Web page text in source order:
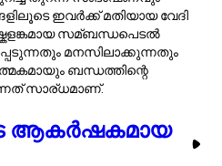
അവരുടെ സ്വാഭാവിക
ബന്ധത്തിനും
ആവശ്യം കൊണ്ട്
സാമൂഹിക ഇടപെടലും
സൃഷ്ടിക്കുന്നു. 5w6
സങ്കീർണ്ണതകളും ശക്തികളും
പേജ് പരിശോധിച്ച് ഈ
അതുല്യരാക്കുന്നതെന്താണെന്ന്